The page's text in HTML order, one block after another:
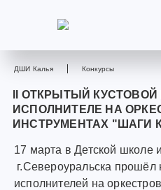
ДШИ Калья Конкурсы
II ОТКРЫТЫЙ
ИСПОЛНИТЕЛЕ НА
ИНСТРУМЕНТАХ "ШАГИ
17 марта в Детской школе
г.Североуральска прошёл
исполнителей на